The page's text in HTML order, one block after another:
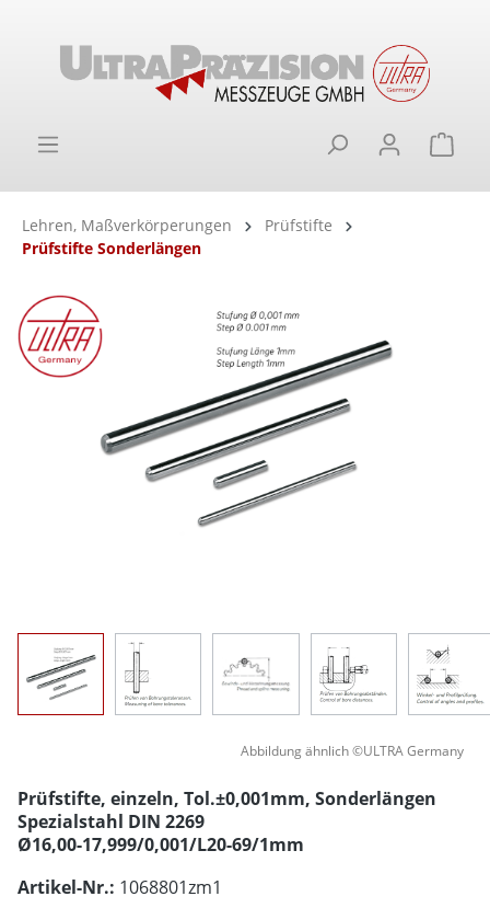
Lehren, Maßverkörperungen
Prüfstifte
Prüfstifte Sonderlängen
Bildergalerie überspringen
Abbildung ähnlich ©ULTRA Germany
Prüfstifte, einzeln, Tol.±0,001mm, Sonderlängen
Spezialstahl DIN 2269
Ø16,00-17,999/0,001/L20-69/1mm
Artikel-Nr.: 1068801zm1